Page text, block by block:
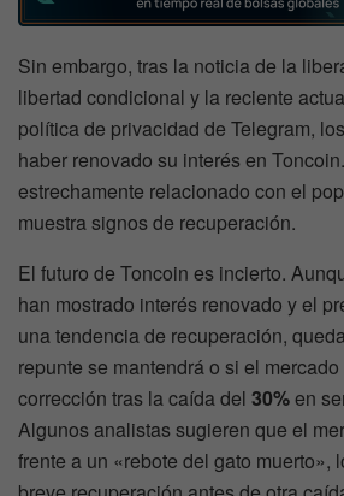
Sin embargo, tras la noticia de la
libertad condicional y la reciente
política de privacidad de Telegram,
haber renovado su interés en
estrechamente relacionado con el
muestra signos de recuperación.
El futuro de Toncoin es incierto.
han mostrado interés renovado y el
una tendencia de recuperación,
repunte se mantendrá o si el
corrección tras la caída del 30%en
Algunos analistas sugieren que el
frente a un «rebote del gato muerto»,